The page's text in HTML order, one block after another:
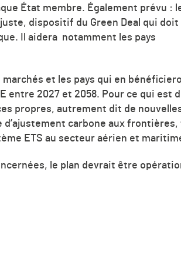
État membre. Également prévu :
dispositif du Green Deal qui doit
Il aidera notamment les pays
marchés et les pays qui en
entre 2027 et 2058. Pour ce qui est
propres, autrement dit de
d’ajustement carbone aux frontières,
ETS au secteur aérien et
le plan devrait être